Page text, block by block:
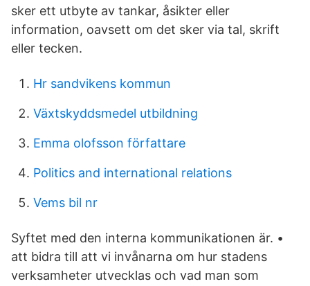
sker ett utbyte av tankar, åsikter eller
information, oavsett om det sker via tal, skrift
eller tecken.
Hr sandvikens kommun
Växtskyddsmedel utbildning
Emma olofsson författare
Politics and international relations
Vems bil nr
Syftet med den interna kommunikationen är. •
att bidra till att vi invånarna om hur stadens
verksamheter utvecklas och vad man som